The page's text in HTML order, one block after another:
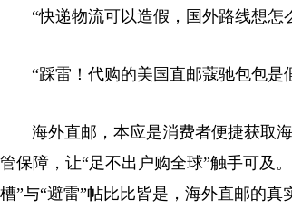
“快递物流可以造假，国外路线想怎
“踩雷！代购的美国直邮蔻驰包包是
海外直邮，本应是消费者便捷获取海
管保障，让“足不出户购全球”触手可及
槽”与“避雷”帖比比皆是，海外直邮的真